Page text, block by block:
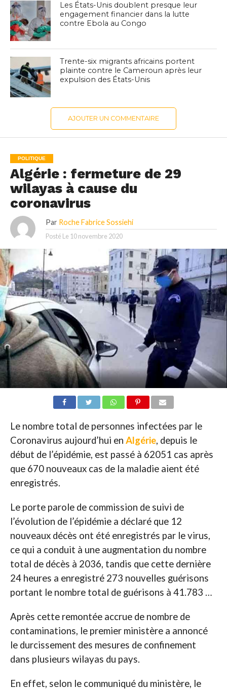
Les États-Unis doublent presque leur
engagement financier dans la lutte
contre Ebola au Congo
Trente-six migrants africains portent
plainte contre le Cameroun après leur
expulsion des États-Unis
AJOUTER UN COMMENTAIRE
POLITIQUE
Algérie : fermeture de 29
wilayas à cause du
coronavirus
Par Roche Fabrice Sossiehi
Posté Le 10 novembre 2020
Le nombre total de personnes infectées par le
Coronavirus aujourd’hui en Algérie, depuis le
début de l’épidémie, est passé à 62051 cas après
que 670 nouveaux cas de la maladie aient été
enregistrés.
Le porte parole de commission de suivi de
l’évolution de l’épidémie a déclaré que 12
nouveaux décès ont été enregistrés par le virus,
ce qui a conduit à une augmentation du nombre
total de décès à 2036, tandis que cette dernière
24 heures a enregistré 273 nouvelles guérisons
portant le nombre total de guérisons à 41.783 …
Après cette remontée accrue de nombre de
contaminations, le premier ministère a annoncé
le durcissement des mesures de confinement
dans plusieurs wilayas du pays.
En effet, selon le communiqué du ministère, le